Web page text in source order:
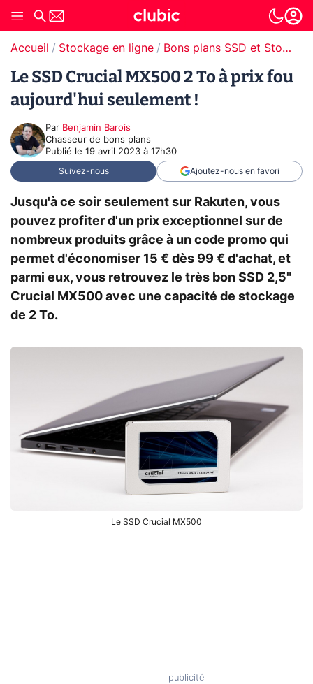
Accueil Stockage en ligne Bons plans SSD et Stockage
Le SSD Crucial MX500 2 To à prix fou
aujourd'hui seulement !
Par Benjamin Barois
Chasseur de bons plans
Publié le 19 avril 2023 à 17h30
Suivez-nous Ajoutez-nous en favori
Jusqu'à ce soir seulement sur Rakuten, vous
pouvez profiter d'un prix exceptionnel sur de
nombreux produits grâce à un code promo qui
permet d'économiser 15 € dès 99 € d'achat, et
parmi eux, vous retrouvez le très bon SSD 2,5"
Crucial MX500 avec une capacité de stockage
de 2 To.
Le SSD Crucial MX500